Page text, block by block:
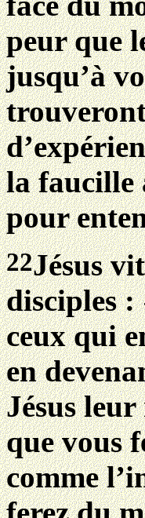
peur que
jusqu’à
la faucille
pour
22Jésus
disciples :
ceux qui
en
Jésus
que vous
comme